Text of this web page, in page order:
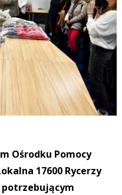
Ośrodku Pomocy
17600 Rycerzy
potrzebującym